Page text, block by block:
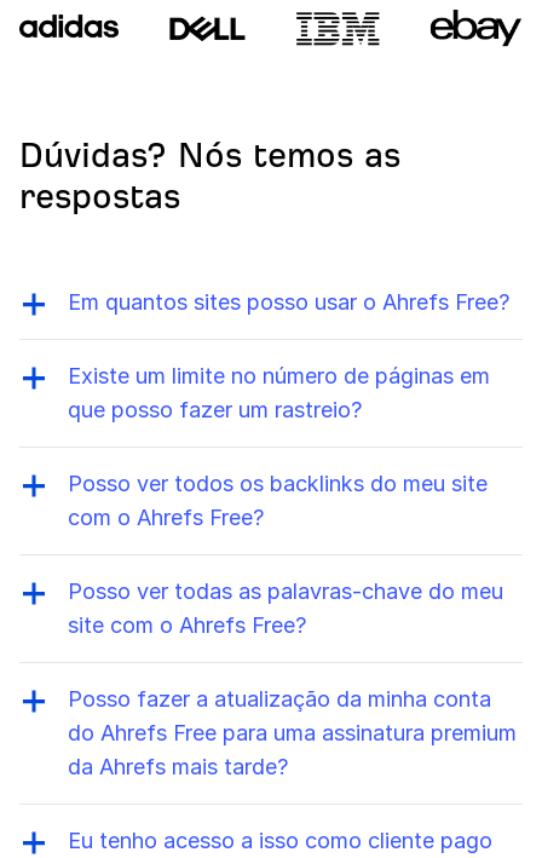
Dúvidas? Nós temos as
respostas
Em quantos sites posso usar o Ahrefs Free?
Você pode usar o Ahrefs Free em um número
ilimitado desites verificados.
Existe um limite no número de páginas em
que posso fazer um rastreio?
Sim, você recebe 5.000 créditos de rastreio
por projeto verificado por mês. Esses
créditos são usados apenas quando você
status 200, portanto, outros URLs, como
URLs quebrados, redirecionamentos ou
Posso ver todos os backlinks do meu site
com o Ahrefs Free?
Sim, você poderá ver até 1.000 links de
entrada de uma vez e usar nossas poderosas
opções de classificação e filtragem para
entrada mais importantes.
Posso ver todas as palavras-chave do meu
site com o Ahrefs Free?
Sim, você poderá ver até 1.000 palavras-
chave de uma vez e usar nossas opções de
classificação e filtragem para descobrir
palavras-chave para as quais você tem um
Posso fazer a atualização da minha conta
do Ahrefs Free para uma assinatura premium
da Ahrefs mais tarde?
Sim. Na sua conta do Ahrefs Free, é possível
cadastrar-se em um pacote premium da
Eu tenho acesso a isso como cliente pago